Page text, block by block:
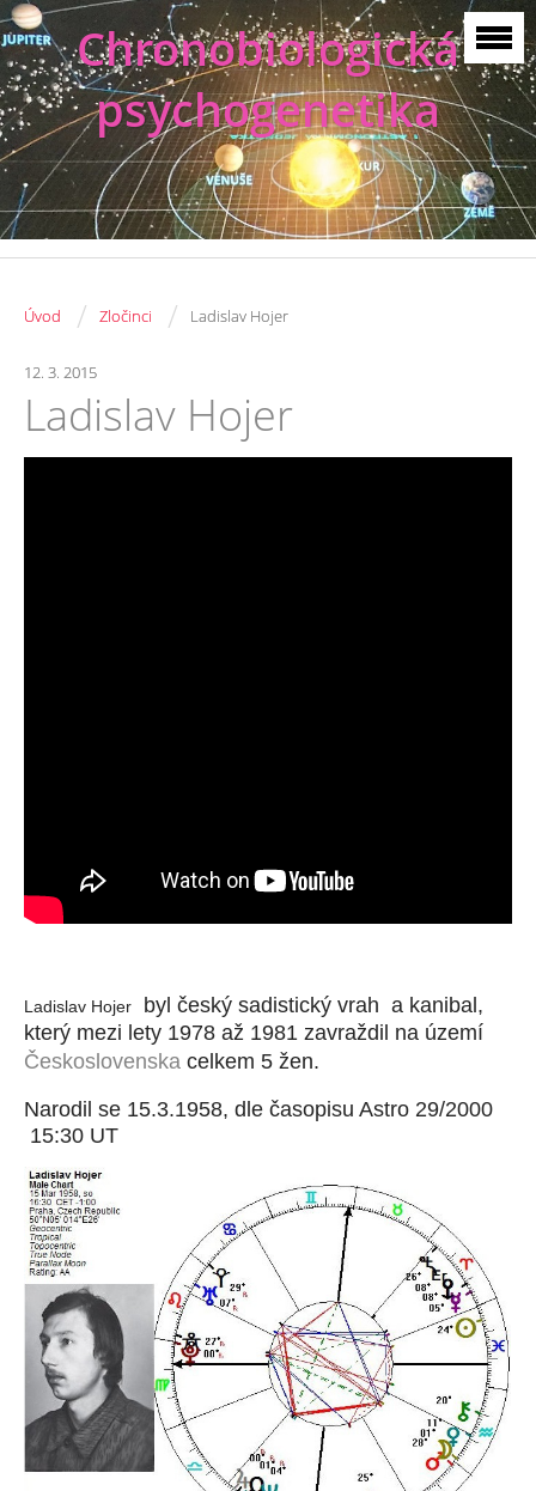
Chronobiologická
psychogenetika
Úvod / Zločinci / Ladislav Hojer
12. 3. 2015
Ladislav Hojer
Ladislav Hojer byl český sadistický vrah a kanibal ,
který mezi lety 1978 až 1981 zavraždil na území
Československa celkem 5 žen.
Narodil se 15.3.1958, dle časopisu Astro 29/2000
15:30 UT